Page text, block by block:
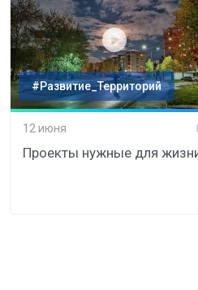
#Развитие_Территорий
12 июня
Проекты нужные для